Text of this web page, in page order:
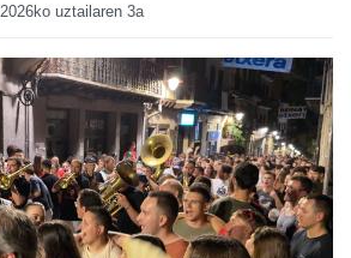
2026ko uztailaren 3a